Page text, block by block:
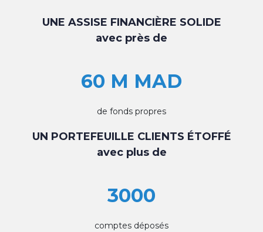
UNE ASSISE FINANCIÈRE SOLIDE
avec près de
60 M MAD
de fonds propres
UN PORTEFEUILLE CLIENTS ÉTOFFÉ
avec plus de
3000
comptes déposés